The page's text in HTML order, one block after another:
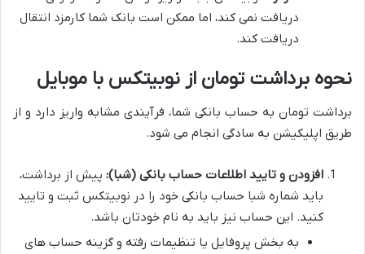
دریافت نمی کند، اما ممکن است بانک شما کارمزد انتقال
دریافت کند.
نحوه برداشت تومان از نوبیتکس با موبایل
برداشت تومان به حساب بانکی شما، فرآیندی مشابه واریز دارد و از
طریق اپلیکیشن به سادگی انجام می شود.
افزودن و تایید اطلاعات حساب بانکی (شبا): پیش از برداشت،
باید شماره شبا حساب بانکی خود را در نوبیتکس ثبت و تایید
کنید. این حساب نیز باید به نام خودتان باشد.
به بخش پروفایل یا تنظیمات رفته و گزینه حساب های